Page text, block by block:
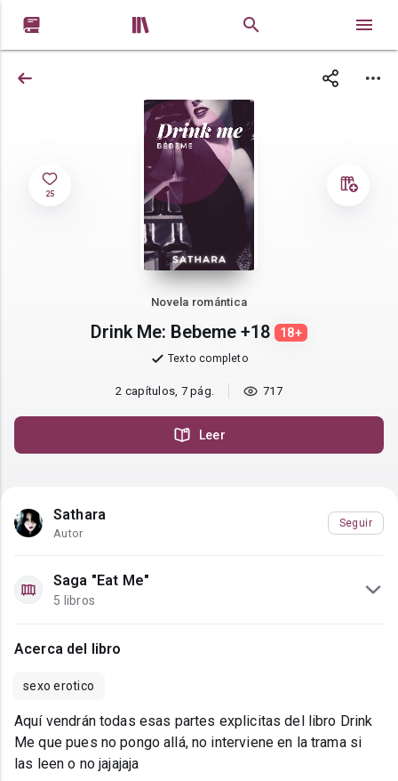
 
25
Novela romántica
Drink Me: Bebeme +18 18+
Texto completo
2 capítulos, 7 pág. 717
Leer
Sathara
Autor
Seguir
Saga "Eat Me"
5 libros
Acerca del libro
sexo erotico
Aquí vendrán todas esas partes explicitas del libro Drink
Me que pues no pongo allá, no interviene en la trama si
las leen o no jajajaja